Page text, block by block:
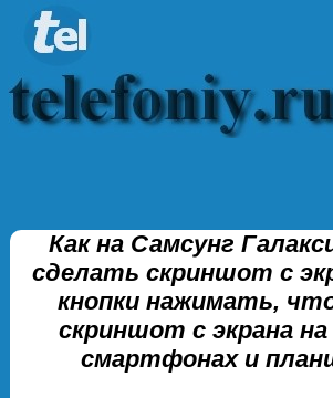
Как на Самсунг
сделать скриншот с
кнопки нажимать,
скриншот с экрана
смартфонах и